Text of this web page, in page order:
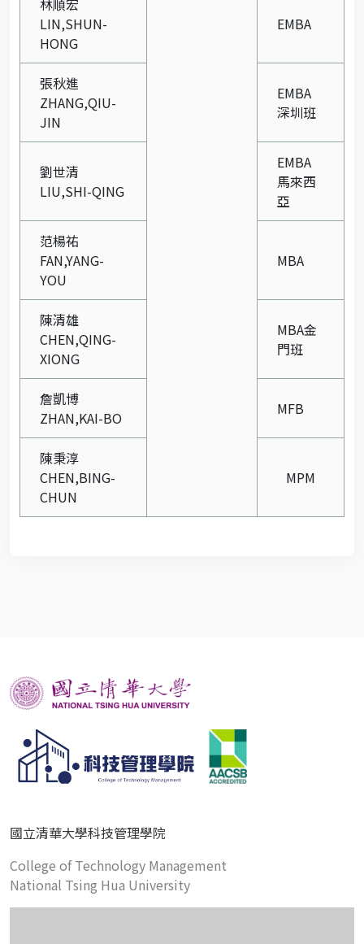
LIN,SHUN-
HONG
EMBA
張秋進
ZHANG,QIU-
JIN
EMBA
深圳班
劉世清
LIU,SHI-QING
EMBA
馬來西
亞
范楊祐
FAN,YANG-
YOU
MBA
陳清雄
CHEN,QING-
XIONG
MBA金
門班
詹凱博
ZHAN,KAI-BO
MFB
陳秉淳
CHEN,BING-
CHUN
MPM
國立清華大學科技管理學院
College of Technology Management
National Tsing Hua University